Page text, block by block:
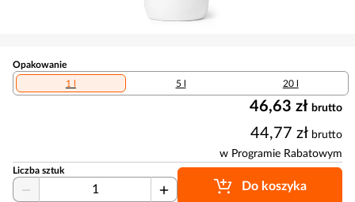
Opakowanie
1 l
5 l 20 l
46,63 zł brutto
44,77 zł brutto
w Programie Rabatowym
Liczba sztuk
Do koszyka